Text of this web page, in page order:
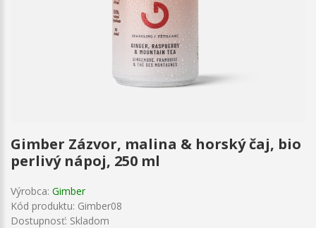
Gimber Zázvor, malina & horský čaj, bio
perlivý nápoj, 250 ml
Výrobca: Gimber
Kód produktu: Gimber08
Dostupnosť: Skladom